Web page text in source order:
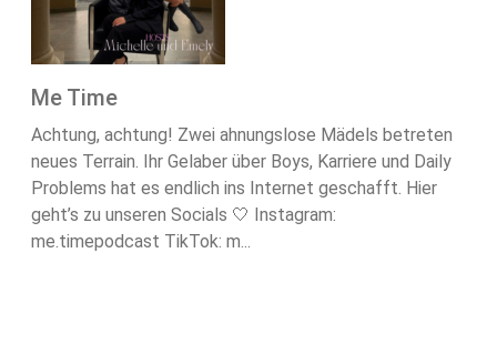
Me Time
Achtung, achtung! Zwei ahnungslose Mädels betreten
neues Terrain. Ihr Gelaber über Boys, Karriere und Daily
Problems hat es endlich ins Internet geschafft. Hier
geht’s zu unseren Socials 🤍 Instagram:
me.timepodcast TikTok: m...